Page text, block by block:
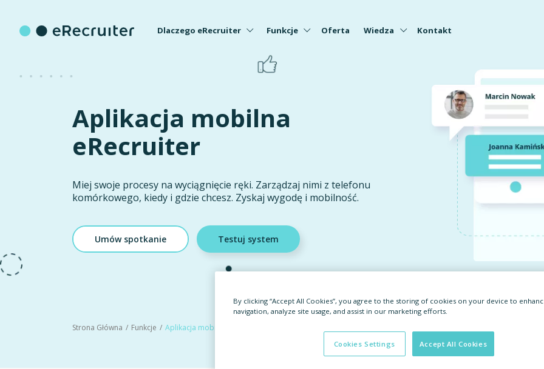
Dlaczego eRecruiter Funkcje Oferta Wiedza Kontakt
Aplikacja mobilna
eRecruiter
Miej swoje procesy na wyciągnięcie ręki. Zarządzaj nimi z telefonu
komórkowego, kiedy i gdzie chcesz. Zyskaj wygodę i mobilność.
Umów spotkanie Testuj system
Strona Główna Funkcje Aplikacja mobilna
By clicking “Accept All Cookies”, you agree to the storing of cookies on your device to
navigation, analyze site usage, and assist in our marketing efforts.
Accept All Cookies
Cookies Settings